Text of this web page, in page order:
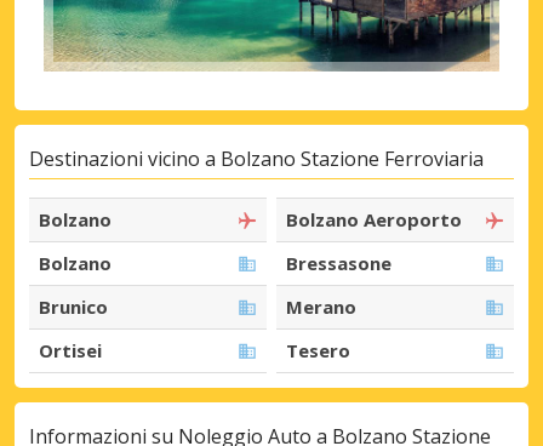
Destinazioni vicino a Bolzano Stazione Ferroviaria
Bolzano
Bolzano Aeroporto
Bolzano
Bressasone
Brunico
Merano
Ortisei
Tesero
Informazioni su Noleggio Auto a Bolzano Stazione